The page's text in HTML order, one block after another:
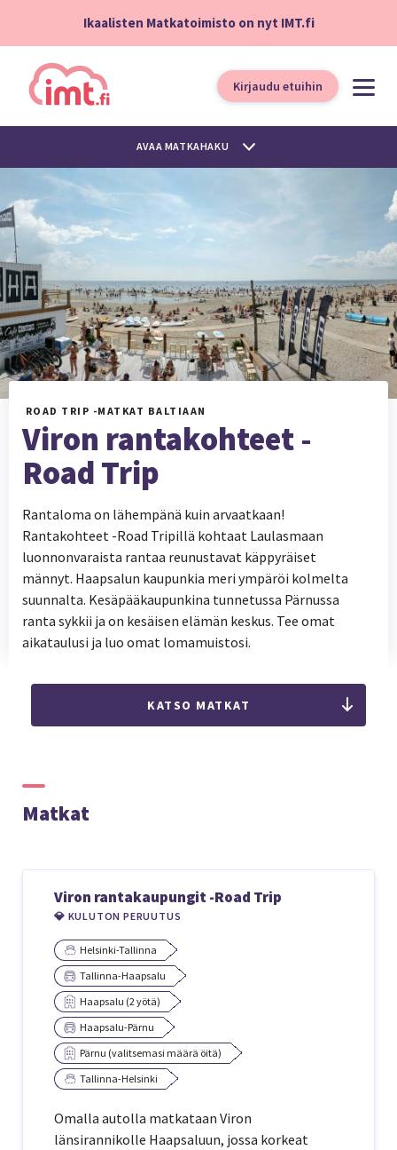
Ikaalisten Matkatoimisto on nyt IMT.fi
Kirjaudu etuihin
AVAA MATKAHAKU
ROAD TRIP -MATKAT BALTIAAN
Viron rantakohteet -
Road Trip
Rantaloma on lähempänä kuin arvaatkaan!
Rantakohteet -Road Tripillä kohtaat Laulasmaan
luonnonvaraista rantaa reunustavat käppyräiset
männyt. Haapsalun kaupunkia meri ympäröi kolmelta
suunnalta. Kesäpääkaupunkina tunnetussa Pärnussa
ranta sykkii ja on kesäisen elämän keskus. Tee omat
aikataulusi ja luo omat lomamuistosi.
KATSO MATKAT
Matkat
Viron rantakaupungit -Road Trip
💎 KULUTON PERUUTUS
Helsinki-Tallinna
Tallinna-Haapsalu
Haapsalu (2 yötä)
Haapsalu-Pärnu
Pärnu (valitsemasi määrä öitä)
Tallinna-Helsinki
Omalla autolla matkataan Viron
länsirannikolle Haapsaluun, jossa korkeat